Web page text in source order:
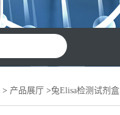
> 产品展厅 >兔Elisa检测试剂盒